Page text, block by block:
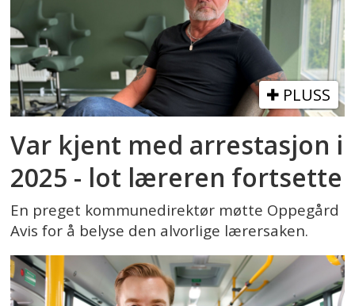
PLUSS
Var kjent med arrestasjon i
2025 - lot læreren fortsette
En preget kommunedirektør møtte Oppegård
Avis for å belyse den alvorlige lærersaken.